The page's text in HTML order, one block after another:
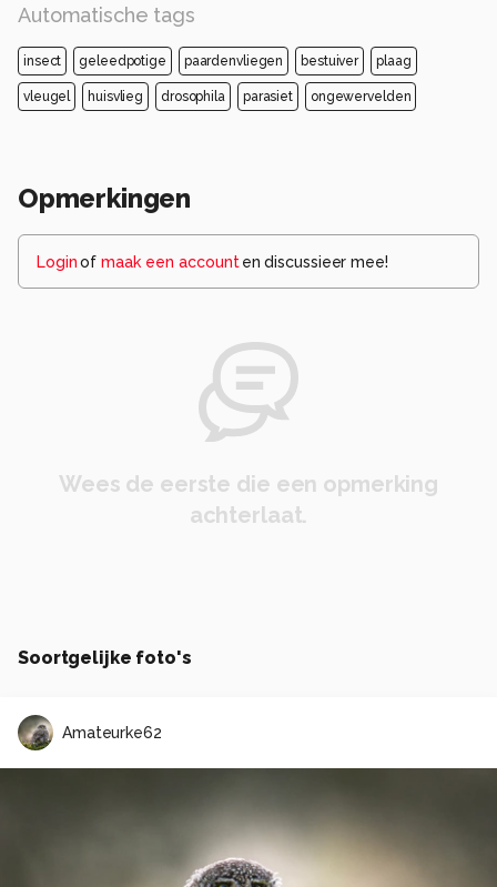
Automatische tags
insect geleedpotige paardenvliegen bestuiver plaag
vleugel huisvlieg drosophila parasiet ongewervelden
Opmerkingen
Loginof maak een account en discussieer mee!
Wees de eerste die een opmerking
achterlaat.
Soortgelijke foto's
Amateurke62